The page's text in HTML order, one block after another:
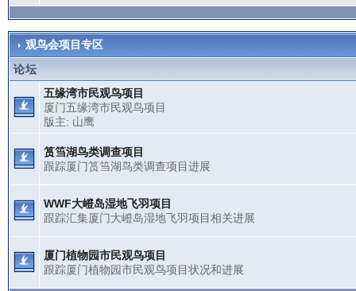
观鸟会项目专区
论坛
五缘湾市民观鸟项目
厦门五缘湾市民观鸟项目
版主: 山鹰
筼筜湖鸟类调查项目
跟踪厦门筼筜湖鸟类调查项目进展
WWF大嶝岛湿地飞羽项目
跟踪汇集厦门大嶝岛湿地飞羽项目相关进展
厦门植物园市民观鸟项目
跟踪厦门植物园市民观鸟项目状况和进展